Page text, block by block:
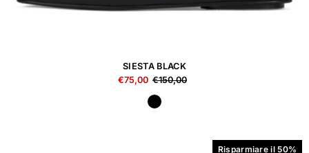
SIESTA BLACK
€75,00 €150,00
Risparmiare il 50%